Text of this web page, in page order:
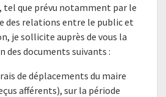
que prévu notamment par le
des relations entre le public et
je sollicite auprès de vous la
des documents suivants :
de déplacements du maire
afférents), sur la période